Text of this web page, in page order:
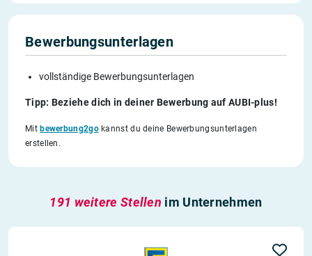
Bewerbungsunterlagen
vollständige Bewerbungsunterlagen
Tipp: Beziehe dich in deiner Bewerbung auf AUBI-plus!
Mitbewerbung2gokannst du deine Bewerbungsunterlagen
erstellen.
191 weitere Stellen im Unternehmen